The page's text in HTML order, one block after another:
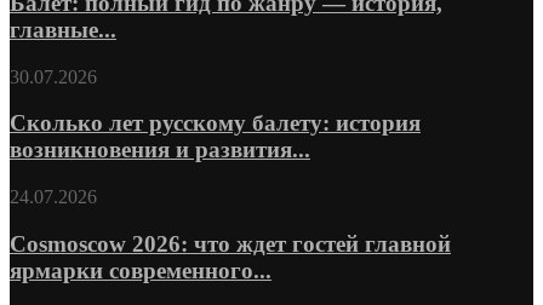
главные...
30.07.2026
Сколько лет русскому балету: история
возникновения и развития...
24.07.2026
Cosmoscow 2026: что ждет гостей главной
ярмарки современного...